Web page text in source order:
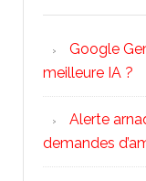
Google
meilleure IA ?
Alerte
demandes